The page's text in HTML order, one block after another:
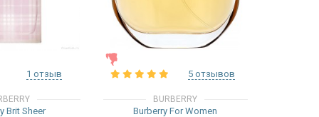
1 отзыв
Brit Sheer
5 отзывов
BURBERRY
Burberry For Women